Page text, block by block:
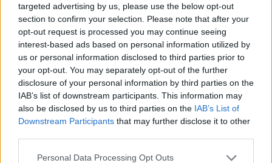
targeted advertising by us, please use the below opt-out
section to confirm your selection. Please note that after your
opt-out request is processed you may continue seeing
interest-based ads based on personal information utilized by
us or personal information disclosed to third parties prior to
your opt-out. You may separately opt-out of the further
disclosure of your personal information by third parties on the
IAB’s list of downstream participants. This information may
also be disclosed by us to third parties on the IAB’s List of
Downstream Participants that may further disclose it to other
Please note that this website/app uses one or more Google
Personal Data Processing Opt Outs
σερβίρουμε.